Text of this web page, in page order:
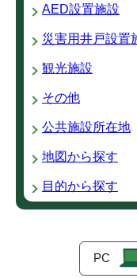
AED設置施設
災害用井戸設置
観光施設
その他
公共施設所在地
地図から探す
目的から探す
PC